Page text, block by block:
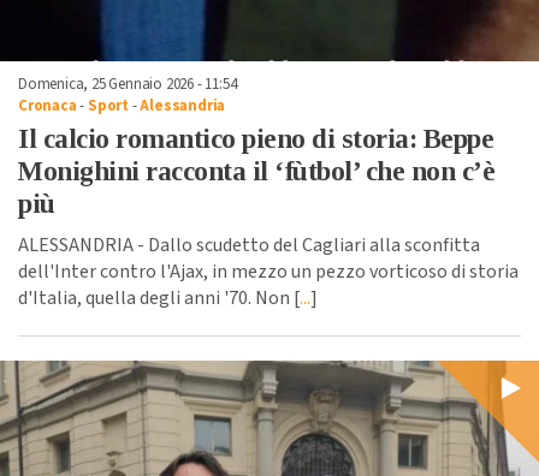
Domenica, 25 Gennaio 2026 - 11:54
Cronaca-Sport -Alessandria
Il calcio romantico pieno di storia: Beppe
Monighini racconta il ‘fùtbol’ che non c’è
più
ALESSANDRIA - Dallo scudetto del Cagliari alla sconfitta
dell'Inter contro l'Ajax, in mezzo un pezzo vorticoso di storia
d'Italia, quella degli anni '70. Non [...]